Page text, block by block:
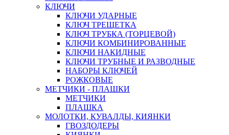
КЛЮЧИ
КЛЮЧИ УДАРНЫЕ
КЛЮЧ ТРЕЩЕТКА
КЛЮЧ ТРУБКА (ТОРЦЕВОЙ)
КЛЮЧИ КОМБИНИРОВАННЫЕ
КЛЮЧИ НАКИДНЫЕ
КЛЮЧИ ТРУБНЫЕ И РАЗВОДНЫЕ
НАБОРЫ КЛЮЧЕЙ
РОЖКОВЫЕ
МЕТЧИКИ - ПЛАШКИ
МЕТЧИКИ
ПЛАШКА
МОЛОТКИ, КУВАЛДЫ, КИЯНКИ
ГВОЗДОДЕРЫ